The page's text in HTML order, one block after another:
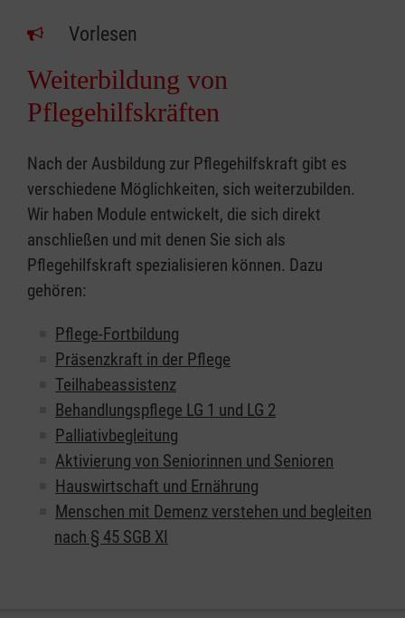
Vorlesen
Weiterbildung von
Pflegehilfskräften
Nach der Ausbildung zur Pflegehilfskraft gibt es
verschiedene Möglichkeiten, sich weiterzubilden.
Wir haben Module entwickelt, die sich direkt
anschließen und mit denen Sie sich als
Pflegehilfskraft spezialisieren können. Dazu
gehören:
Pflege-Fortbildung
Präsenzkraft in der Pflege
Teilhabeassistenz
Behandlungspflege LG 1 und LG 2
Palliativbegleitung
Aktivierung von Seniorinnen und Senioren
Hauswirtschaft und Ernährung
Menschen mit Demenz verstehen und begleiten
nach § 45 SGB XI